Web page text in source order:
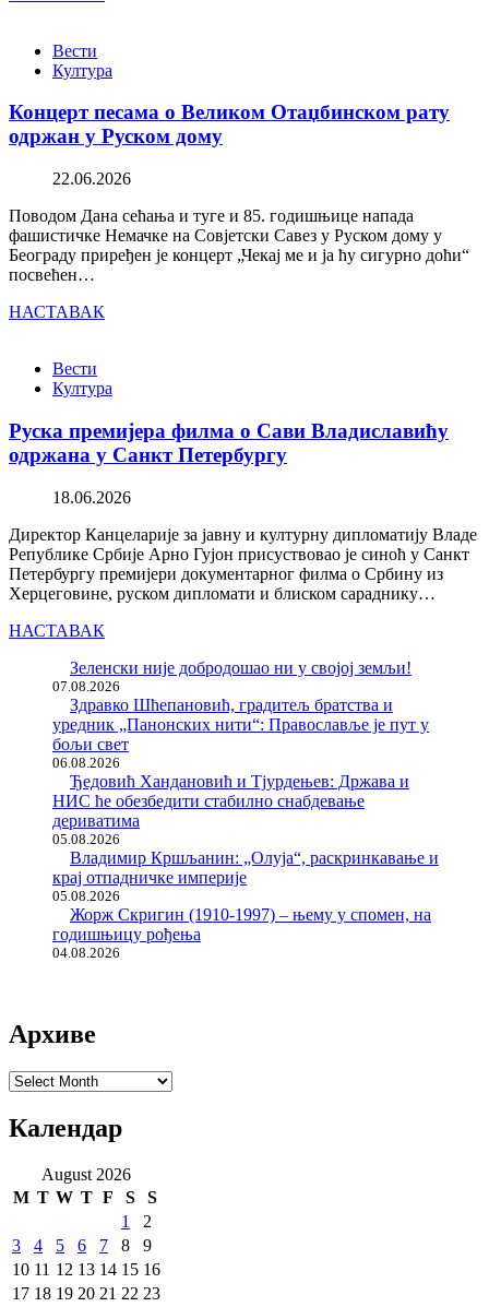
Вести
Култура
Концерт песама о Великом Отаџбинском рату
одржан у Руском дому
22.06.2026
Поводом Дана сећања и туге и 85. годишњице напада
фашистичке Немачке на Совјетски Савез у Руском дому у
Београду приређен је концерт „Чекај ме и ја ћу сигурно доћи“
посвећен…
НАСТАВАК
Вести
Култура
Руска премијера филма о Сави Владиславићу
одржана у Санкт Петербургу
18.06.2026
Директор Канцеларије за јавну и културну дипломатију Владе
Републике Србије Арно Гујон присуствовао је синоћ у Санкт
Петербургу премијери документарног филма о Србину из
Херцеговине, руском дипломати и блиском сараднику…
НАСТАВАК
Зеленски није добродошао ни у својој земљи!
07.08.2026
Здравко Шћепановић, градитељ братства и
уредник „Панонских нити“: Православље је пут у
бољи свет
06.08.2026
Ђедовић Хандановић и Тјурдењев: Држава и
НИС ће обезбедити стабилно снабдевање
дериватима
05.08.2026
Владимир Кршљанин: „Олуја“, раскринкавање и
крај отпадничке империје
05.08.2026
Жорж Скригин (1910-1997) – њему у спомен, на
годишњицу рођења
04.08.2026
Архиве
Архиве
Календар
August 2026
M T W T F S
S
1
2
3
4 5 6 7 8
9
10 11 12 13 14 15 16
17 18 19 20 21 22 23